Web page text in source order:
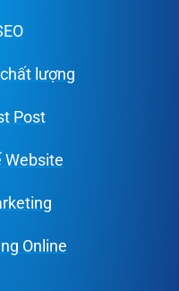
lượng
Post
Website
Online